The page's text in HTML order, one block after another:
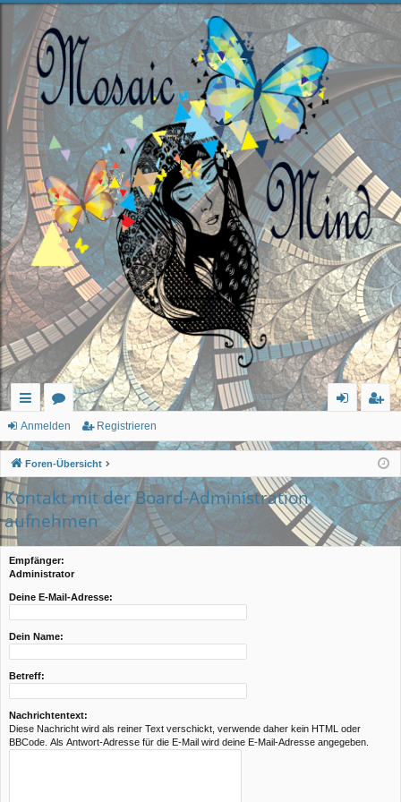
ch
ne
llz
ug
f
or
en
m
el
de
n
ist
rie
re
n
Anmelden Registrieren
Foren-Übersicht
Kontakt mit der Board-Administration
aufnehmen
Empfänger:
Administrator
Deine E-Mail-Adresse:
Dein Name:
Betreff:
Nachrichtentext:
Diese Nachricht wird als reiner Text verschickt, verwende daher kein HTML oder
BBCode. Als Antwort-Adresse für die E-Mail wird deine E-Mail-Adresse angegeben.